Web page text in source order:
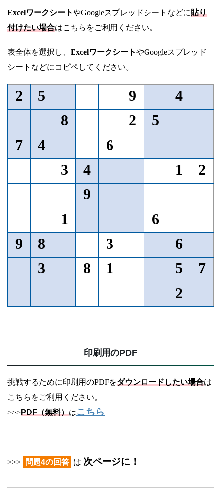
ExcelワークシートやGoogleスプレッドシートなどに貼り
付けたい場合はこちらをご利用ください。
表全体を選択し、 ExcelワークシートやGoogleスプレッド
シートなどにコピペしてください。
2 5 9
4
8
2
5
7
4
6
3
4 1
2
9
1
6
9
8 3
6
3
8 1 5
7
2
印刷用のPDF
挑戦するために印刷用のPDFをダウンロードしたい場合は
こちらをご利用ください。
>>>PDF（無料）はこちら
>>> 問題4の回答 は 次ページに！